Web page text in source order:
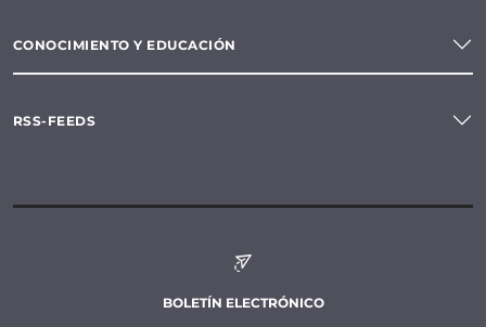
CONOCIMIENTO Y EDUCACIÓN
RSS-FEEDS
BOLETÍN ELECTRÓNICO